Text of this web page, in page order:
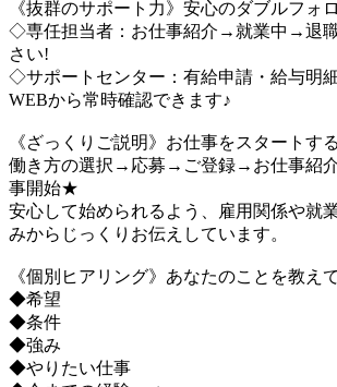
《抜群のサポート力》安心のダブルフォ
◇専任担当者：お仕事紹介→就業中→退
さい!
◇サポートセンター：有給申請・給与明
WEBから常時確認できます♪
《ざっくりご説明》お仕事をスタートす
働き方の選択→応募→ご登録→お仕事紹
事開始★
安心して始められるよう、雇用関係や就
みからじっくりお伝えしています。
《個別ヒアリング》あなたのことを教え
◆希望
◆条件
◆強み
◆やりたい仕事